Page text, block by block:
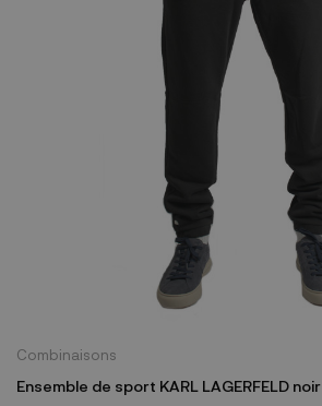
Combinaisons
Ensemble de sport KARL LAGERFELD noir